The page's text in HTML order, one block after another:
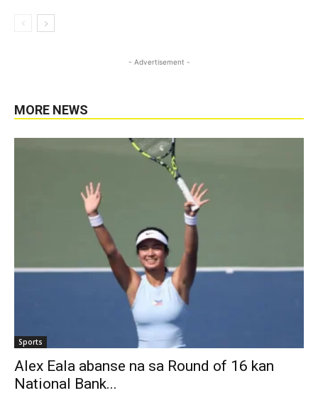
- Advertisement -
MORE NEWS
Sports
Alex Eala abanse na sa Round of 16 kan
National Bank...